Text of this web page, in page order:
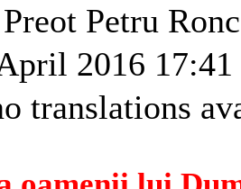
Petru
2016 17:41
translations